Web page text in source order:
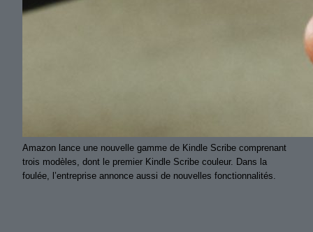
Amazon lance une nouvelle gamme de Kindle Scribe comprenant
trois modèles, dont le premier Kindle Scribe couleur. Dans la
foulée, l’entreprise annonce aussi de nouvelles fonctionnalités.